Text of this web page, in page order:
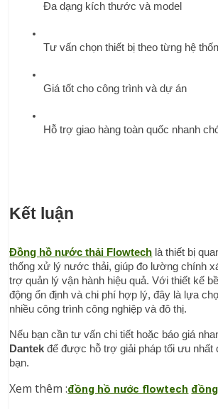
Đa dạng kích thước và model
Tư vấn chọn thiết bị theo từng hệ
Giá tốt cho công trình và dự án
Hỗ trợ giao hàng toàn quốc nhanh
Kết luận
Đồng hồ nước thải Flowtech là thiết bị
thống xử lý nước thải, giúp đo lường chính
trợ quản lý vận hành hiệu quả. Với thiết kế
động ổn định và chi phí hợp lý, đây là lựa
nhiều công trình công nghiệp và đô thị.
Dantek để được hỗ trợ giải pháp tối ưu nhất
bạn.
Xem thêm :đồng hồ nước flowtech